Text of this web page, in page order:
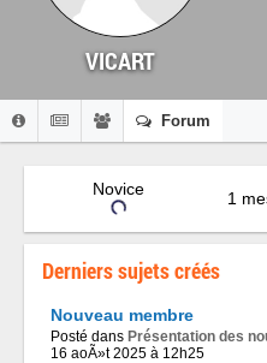
VICART
Forum
Novice 1
Derniers sujets créés
Nouveau membre
Posté dans Présentation des
16 aoÃ»t 2025 à 12h25